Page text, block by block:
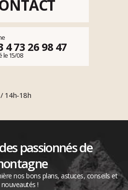
4 73 26 98 47
le 15/08
14h-18h
passionnés de
nos bons plans, astuces, conseils et
nouveautés !